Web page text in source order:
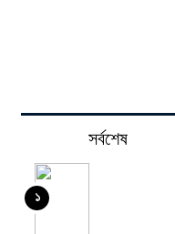
সর্বশেষ
১